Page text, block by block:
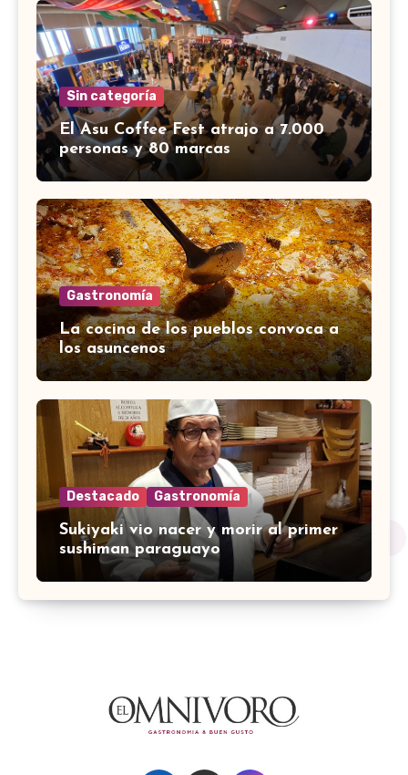
Sin categoría
El Asu Coffee Fest atrajo a 7.000
personas y 80 marcas
Gastronomía
La cocina de los pueblos convoca a
los asuncenos
Destacado Gastronomía
Sukiyaki vio nacer y morir al primer
sushiman paraguayo